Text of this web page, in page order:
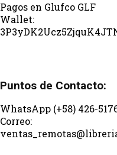
Pagos en Glufco GLF
Wallet:
Puntos de Contacto:
WhatsApp (+58) 426-
Correo: